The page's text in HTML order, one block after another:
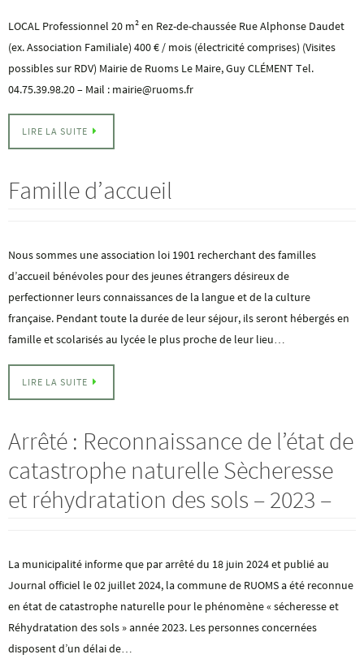
LOCAL Professionnel 20 m² en Rez-de-chaussée Rue Alphonse Daudet
(ex. Association Familiale) 400 € / mois (électricité comprises) (Visites
possibles sur RDV) Mairie de Ruoms Le Maire, Guy CLÉMENT Tel.
04.75.39.98.20 – Mail : mairie@ruoms.fr
LIRE LA SUITE
Famille d’accueil
Nous sommes une association loi 1901 recherchant des familles
d’accueil bénévoles pour des jeunes étrangers désireux de
perfectionner leurs connaissances de la langue et de la culture
française. Pendant toute la durée de leur séjour, ils seront hébergés en
famille et scolarisés au lycée le plus proche de leur lieu…
LIRE LA SUITE
Arrêté : Reconnaissance de l’état de
catastrophe naturelle Sècheresse
et réhydratation des sols – 2023 –
La municipalité informe que par arrêté du 18 juin 2024 et publié au
Journal officiel le 02 juillet 2024, la commune de RUOMS a été reconnue
en état de catastrophe naturelle pour le phénomène « sécheresse et
Réhydratation des sols » année 2023. Les personnes concernées
disposent d’un délai de…